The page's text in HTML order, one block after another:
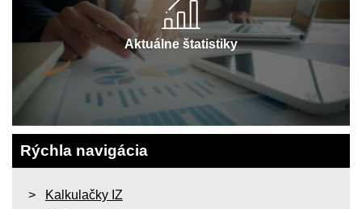
Aktuálne štatistiky
Rýchla navigácia
Kalkulačky IZ